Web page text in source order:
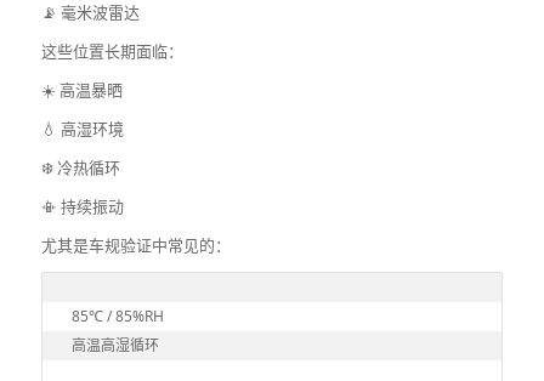
📡 毫米波雷达
这些位置长期面临：
☀️ 高温暴晒
💧 高湿环境
❄️ 冷热循环
📳 持续振动
尤其是车规验证中常见的：
85℃ / 85%RH
高温高湿循环